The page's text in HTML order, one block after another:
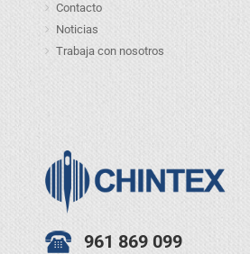
Contacto
Noticias
Trabaja con nosotros
961 869 099